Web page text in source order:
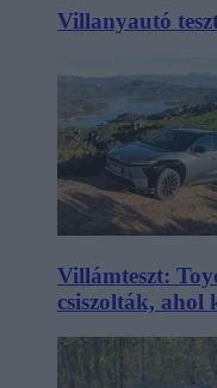
Villanyautó
Villámteszt:
csiszolták, ahol